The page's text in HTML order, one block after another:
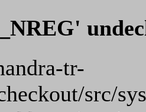
tr-
src/